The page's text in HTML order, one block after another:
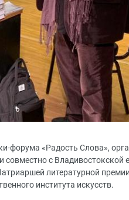
форума «Радость Слова»,
с Владивостокской
литературной
института искусств.